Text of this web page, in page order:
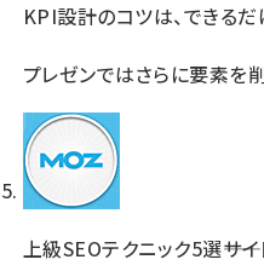
KPI設計のコツは、できる
プレゼンではさらに要素を削
上級SEOテクニック5選――サ